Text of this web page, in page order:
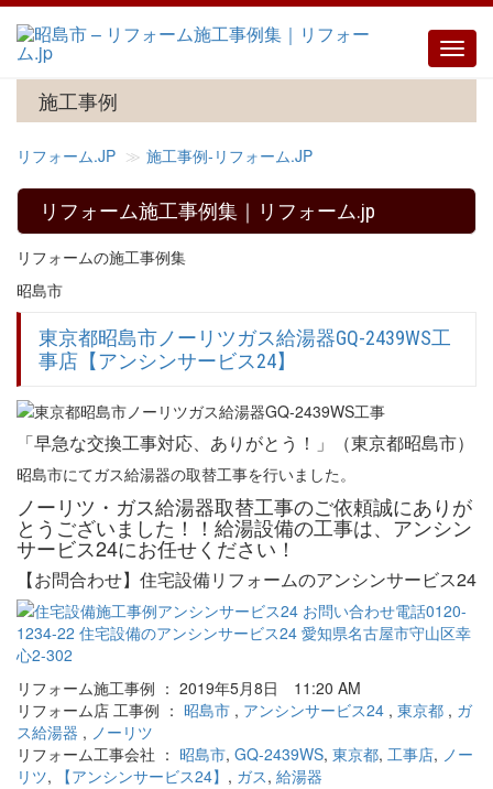
施工事例
リフォーム.JP 施工事例‐リフォーム.JP
リフォーム施工事例集｜リフォーム.jp
リフォームの施工事例集
昭島市
東京都昭島市ノーリツガス給湯器GQ-2439WS工
事店【アンシンサービス24】
「早急な交換工事対応、ありがとう！」（東京都昭島市）
昭島市にてガス給湯器の取替工事を行いました。
ノーリツ・ガス給湯器取替工事のご依頼誠にありが
とうございました！！給湯設備の工事は、アンシン
サービス24にお任せください！
【お問合わせ】住宅設備リフォームのアンシンサービス24
リフォーム施工事例 ： 2019年5月8日 11:20 AM
リフォーム店 工事例 ： 昭島市 , アンシンサービス24 , 東京都 , ガ
ス給湯器 , ノーリツ
リフォーム工事会社 ： 昭島市, GQ-2439WS, 東京都, 工事店, ノー
リツ, 【アンシンサービス24】 , ガス, 給湯器